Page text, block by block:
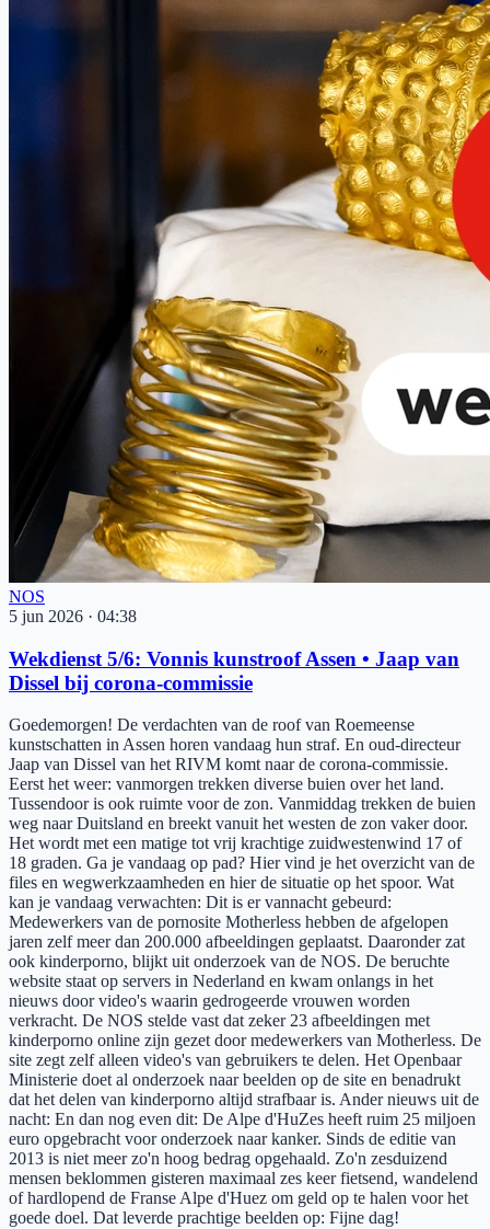
NOS
5 jun 2026 · 04:38
Wekdienst 5/6: Vonnis kunstroof Assen • Jaap van
Dissel bij corona-commissie
Goedemorgen! De verdachten van de roof van Roemeense
kunstschatten in Assen horen vandaag hun straf. En oud-directeur
Jaap van Dissel van het RIVM komt naar de corona-commissie.
Eerst het weer: vanmorgen trekken diverse buien over het land.
Tussendoor is ook ruimte voor de zon. Vanmiddag trekken de buien
weg naar Duitsland en breekt vanuit het westen de zon vaker door.
Het wordt met een matige tot vrij krachtige zuidwestenwind 17 of
18 graden. Ga je vandaag op pad? Hier vind je het overzicht van de
files en wegwerkzaamheden en hier de situatie op het spoor. Wat
kan je vandaag verwachten: Dit is er vannacht gebeurd:
Medewerkers van de pornosite Motherless hebben de afgelopen
jaren zelf meer dan 200.000 afbeeldingen geplaatst. Daaronder zat
ook kinderporno, blijkt uit onderzoek van de NOS. De beruchte
website staat op servers in Nederland en kwam onlangs in het
nieuws door video's waarin gedrogeerde vrouwen worden
verkracht. De NOS stelde vast dat zeker 23 afbeeldingen met
kinderporno online zijn gezet door medewerkers van Motherless. De
site zegt zelf alleen video's van gebruikers te delen. Het Openbaar
Ministerie doet al onderzoek naar beelden op de site en benadrukt
dat het delen van kinderporno altijd strafbaar is. Ander nieuws uit de
nacht: En dan nog even dit: De Alpe d'HuZes heeft ruim 25 miljoen
euro opgebracht voor onderzoek naar kanker. Sinds de editie van
2013 is niet meer zo'n hoog bedrag opgehaald. Zo'n zesduizend
mensen beklommen gisteren maximaal zes keer fietsend, wandelend
of hardlopend de Franse Alpe d'Huez om geld op te halen voor het
goede doel. Dat leverde prachtige beelden op: Fijne dag!